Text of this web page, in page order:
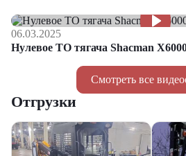
Смотреть все
06.03.2025
Нулевое ТО тягача Shacman
Отгрузки